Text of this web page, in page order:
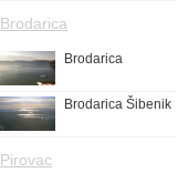
Brodarica
Brodarica
Brodarica Šibenik
Pirovac